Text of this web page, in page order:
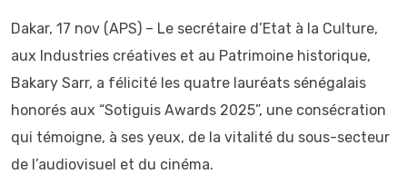
Dakar, 17 nov (APS) – Le secrétaire d’Etat à la Culture,
aux Industries créatives et au Patrimoine historique,
Bakary Sarr, a félicité les quatre lauréats sénégalais
honorés aux “Sotiguis Awards 2025”, une consécration
qui témoigne, à ses yeux, de la vitalité du sous-secteur
de l’audiovisuel et du cinéma.